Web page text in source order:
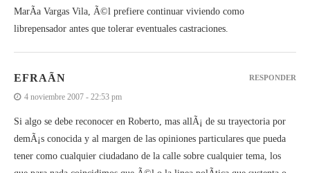
MarÃ­a Vargas Vila, Ã©l prefiere continuar viviendo como
librepensador antes que tolerar eventuales castraciones.
EFRAÃ­N
4 noviembre 2007 - 22:53 pm
Si algo se debe reconocer en Roberto, mas allÃ¡ de su trayectoria por
demÃ¡s conocida y al margen de las opiniones particulares que pueda
tener como cualquier ciudadano de la calle sobre cualquier tema, los
RESPONDER